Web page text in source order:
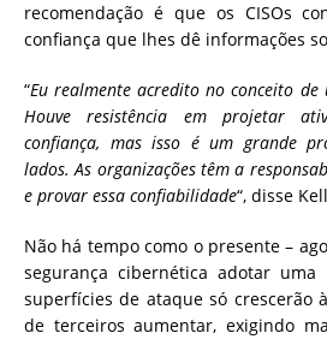
recomendação é que os CISOs
confiança que lhes dê informações
“Eu realmente acredito no conceito de
Houve resistência em projetar
confiança, mas isso é um grande
lados. As organizações têm a
e provar essa confiabilidade“, disse
Não há tempo como o presente –
segurança cibernética adotar
superfícies de ataque só crescerão
de terceiros aumentar, exigindo